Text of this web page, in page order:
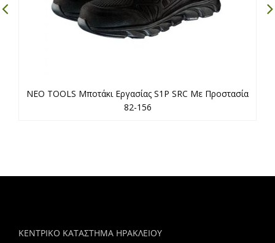
NEO TOOLS Μποτάκι Εργασίας S1P SRC Με Προστασία
82-156
ΚΕΝΤΡΙΚΟ ΚΑΤΑΣΤΗΜΑ ΗΡΑΚΛΕΙΟΥ